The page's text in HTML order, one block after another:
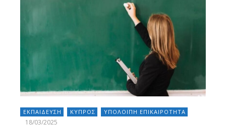
ΕΚΠΑΙΔΕΥΣΗ ΚΥΠΡΟΣ ΥΠΟΛΟΙΠΗ ΕΠΙΚΑΙΡΟΤΗΤΑ
18/03/2025